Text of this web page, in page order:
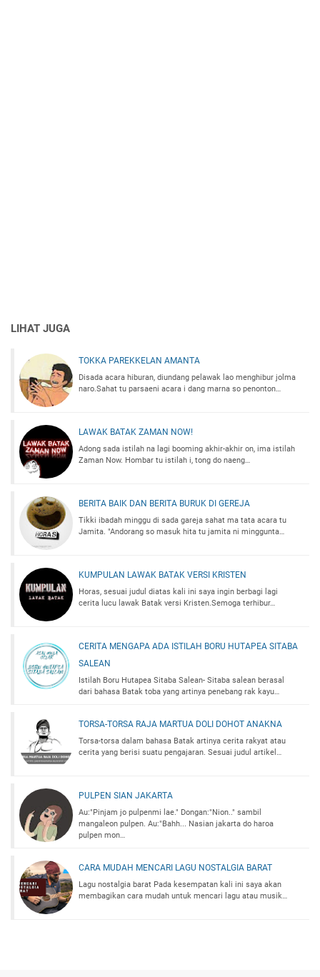
LIHAT JUGA
TOKKA PAREKKELAN AMANTA
Disada acara hiburan, diundang pelawak lao menghibur jolma
naro.Sahat tu parsaeni acara i dang marna so penonton…
LAWAK BATAK ZAMAN NOW!
Adong sada istilah na lagi booming akhir-akhir on, ima istilah
Zaman Now. Hombar tu istilah i, tong do naeng…
BERITA BAIK DAN BERITA BURUK DI GEREJA
Tikki ibadah minggu di sada gareja sahat ma tata acara tu
Jamita. "Andorang so masuk hita tu jamita ni minggunta…
KUMPULAN LAWAK BATAK VERSI KRISTEN
Horas, sesuai judul diatas kali ini saya ingin berbagi lagi
cerita lucu lawak Batak versi Kristen.Semoga terhibur…
CERITA MENGAPA ADA ISTILAH BORU HUTAPEA SITABA
SALEAN
Istilah Boru Hutapea Sitaba Salean- Sitaba salean berasal
dari bahasa Batak toba yang artinya penebang rak kayu…
TORSA-TORSA RAJA MARTUA DOLI DOHOT ANAKNA
Torsa-torsa dalam bahasa Batak artinya cerita rakyat atau
cerita yang berisi suatu pengajaran. Sesuai judul artikel…
PULPEN SIAN JAKARTA
Au:"Pinjam jo pulpenmi lae." Dongan:"Nion.." sambil
mangaleon pulpen. Au:"Bahh... Nasian jakarta do haroa
pulpen mon…
CARA MUDAH MENCARI LAGU NOSTALGIA BARAT
Lagu nostalgia barat Pada kesempatan kali ini saya akan
membagikan cara mudah untuk mencari lagu atau musik…